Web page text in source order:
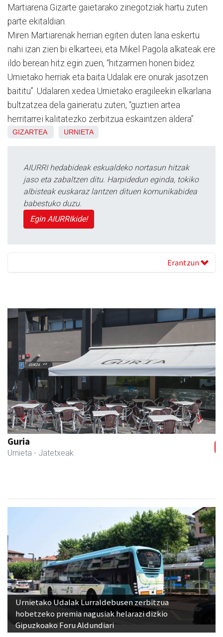
Martiarena Gizarte gaietarako zinegotziak hartu zuten
parte ekitaldian.
Miren Martiarenak herrian egiten duten lana eskertu
nahi izan zien bi elkarteei, eta Mikel Pagola alkateak ere
ildo berean hitz egin zuen, “hitzarmen honen bidez
Urnietako herriak eta baita Udalak ere onurak jasotzen
baititu”. Udalaren xedea Urnietako eragileekin elkarlana
bultzatzea dela gaineratu zuten, “guztien artea
herritarrei kalitatezko zerbitzua eskaintzen aldera”.
GIZARTEA URNIETA
AIURRI hedabideak eskualdeko nortasun hitzak
jaso eta zabaltzen ditu. Harpidedun eginda, tokiko
albisteak euskaraz lantzen dituen komunikabidea
babestuko duzu.
Egin AIURRIkide!
Erantzun
Guria
Urnieta - Jatetxeak
Previous Next
Urnietako Udalak Lurraldebusen zerbitzua
hobetzeko premia nagusiak helarazi dizkio
Gipuzkoako Foru Aldundiari